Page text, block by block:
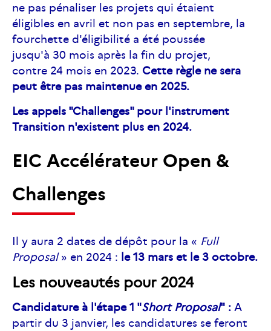
ne pas pénaliser les projets qui étaient
éligibles en avril et non pas en septembre, la
fourchette d'éligibilité a été poussée
jusqu'à 30 mois après la fin du projet,
contre 24 mois en 2023. Cette règle ne sera
peut être pas maintenue en 2025.
Les appels "Challenges" pour l'instrument
Transition n'existent plus en 2024.
EIC Accélérateur Open &
Challenges
Il y aura 2 dates de dépôt pour la « Full
Proposal» en 2024 : le 13 mars et le 3 octobre.
Les nouveautés pour 2024
Candidature à l'étape 1 "Short Proposal" : A
partir du 3 janvier, les candidatures se feront